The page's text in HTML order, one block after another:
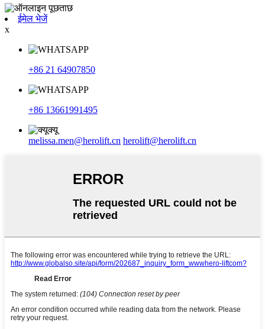
ईमेल भेजें
x
+86 21 64907850
+86 13661991495
melissa.men@herolift.cn herolift@herolift.cn